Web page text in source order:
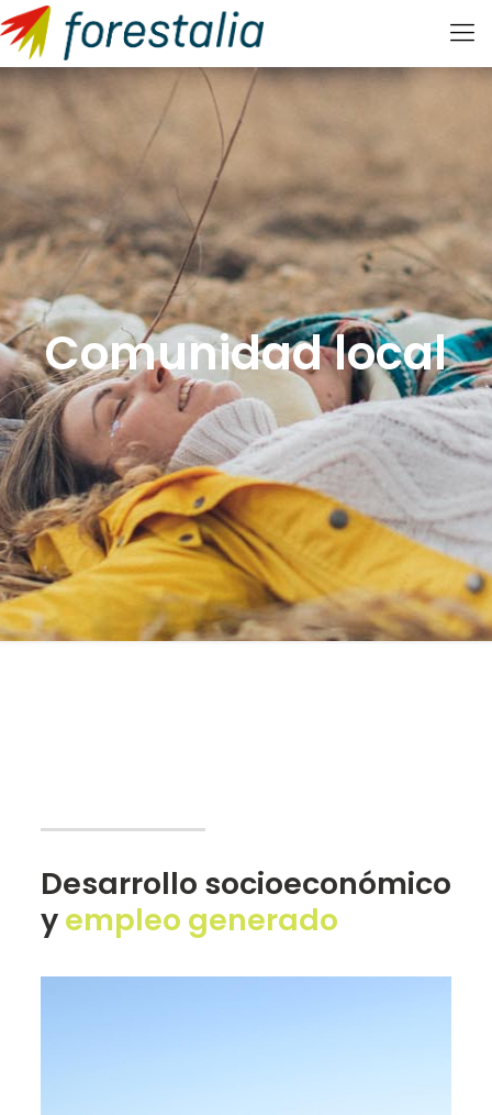
Comunidad local
Desarrollo socioeconómico
yempleo generado